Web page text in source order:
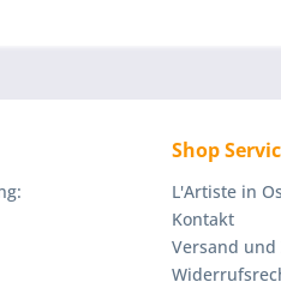
Shop
L'Artiste in
Kontakt
Versand